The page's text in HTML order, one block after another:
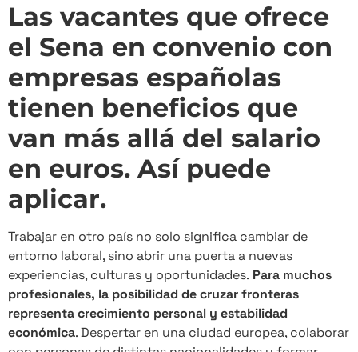
Las vacantes que ofrece
el Sena en convenio con
empresas españolas
tienen beneficios que
van más allá del salario
en euros. Así puede
aplicar.
Trabajar en otro país no solo significa cambiar de
entorno laboral, sino abrir una puerta a nuevas
experiencias, culturas y oportunidades. Para muchos
profesionales, la posibilidad de cruzar fronteras
representa crecimiento personal y estabilidad
económica. Despertar en una ciudad europea, colaborar